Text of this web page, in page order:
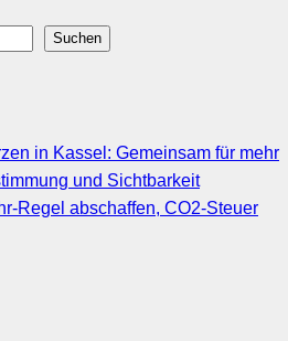
Suchen
in Kassel: Gemeinsam für mehr
und Sichtbarkeit
Regel abschaffen, CO2-Steuer